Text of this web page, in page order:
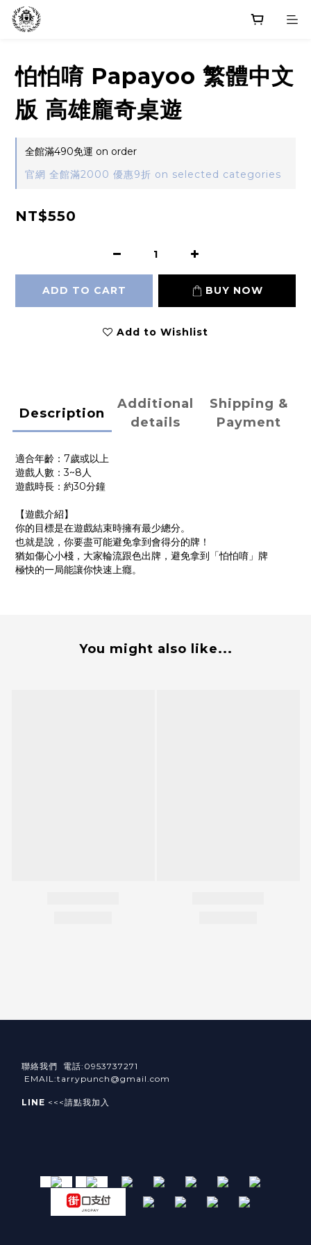
怕怕唷 Papayoo 繁體中文
版 高雄龐奇桌遊
全館滿490免運 on order
官網 全館滿2000 優惠9折 on selected categories
NT$550
ADD TO CART BUY NOW
Add to Wishlist
Description
Additional
details
Shipping &
Payment
適合年齡：7歲或以上
遊戲人數：3~8人
遊戲時長：約30分鐘
【遊戲介紹】
你的目標是在遊戲結束時擁有最少總分。
也就是說，你要盡可能避免拿到會得分的牌！
猶如傷心小棧，大家輪流跟色出牌，避免拿到「怕怕唷」牌
極快的一局能讓你快速上癮。
You might also like...
聯絡我們 電話:0953737271
EMAIL:tarrypunch@gmail.com
LINE <<<請點我加入